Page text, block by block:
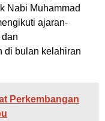
Nabi Muhammad
ajaran-
di bulan kelahiran
Perkembangan